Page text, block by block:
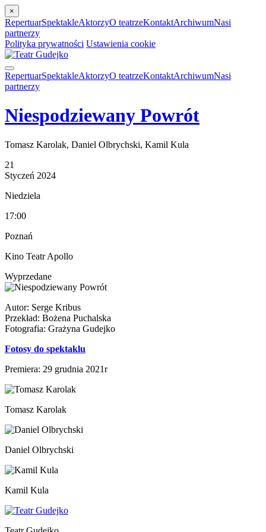
×
RepertuarSpektakleAktorzyO teatrzeKontaktArchiwumNasi
partnerzy
Polityka prywatności Ustawienia cookie
RepertuarSpektakleAktorzyO teatrzeKontaktArchiwumNasi
partnerzy
Niespodziewany Powrót
Tomasz Karolak, Daniel Olbrychski, Kamil Kula
21
Styczeń 2024
Niedziela
17:00
Poznań
Kino Teatr Apollo
Wyprzedane
Autor: Serge Kribus
Przekład: Bożena Puchalska
Fotografia: Grażyna Gudejko
Fotosy do spektaklu
Premiera: 29 grudnia 2021r
Tomasz Karolak
Daniel Olbrychski
Kamil Kula